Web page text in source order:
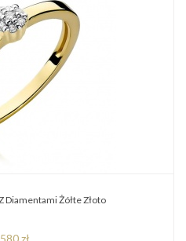
Diamentami Żółte Złoto